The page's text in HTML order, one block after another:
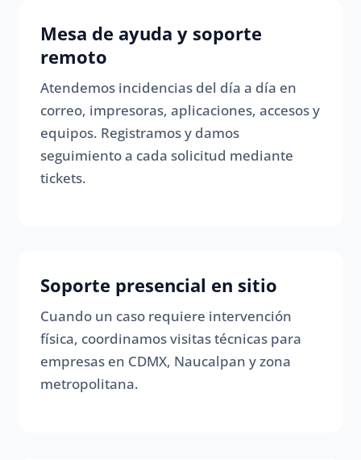
Mesa de ayuda y soporte
remoto
Atendemos incidencias del día a día en
correo, impresoras, aplicaciones, accesos y
equipos. Registramos y damos
seguimiento a cada solicitud mediante
tickets.
Soporte presencial en sitio
Cuando un caso requiere intervención
física, coordinamos visitas técnicas para
empresas en CDMX, Naucalpan y zona
metropolitana.